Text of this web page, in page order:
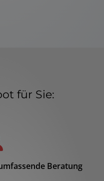
für Sie:
Beratung